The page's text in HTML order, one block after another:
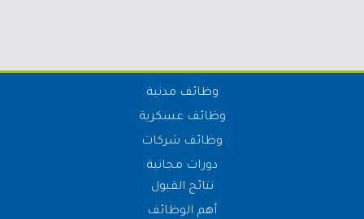
وظائف مدنية
وظائف عسكرية
وظائف شركات
دورات مجانية
نتائج القبول
أهم الوظائف